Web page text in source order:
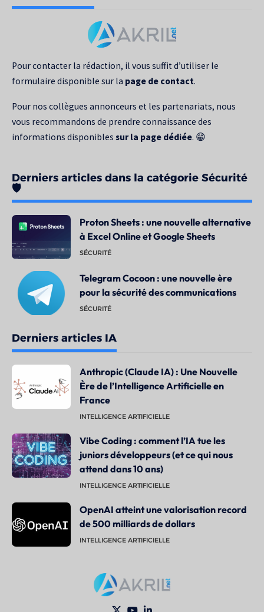
recherche
Pour contacter la rédaction, il vous suffit d’utiliser le
formulaire disponible sur la page de contact.
Pour nos collègues annonceurs et les partenariats, nous
vous recommandons de prendre connaissance des
informations disponibles sur la page dédiée. 😁
Derniers articles dans la catégorie Sécurité
🛡️
Proton Sheets : une nouvelle alternative
à Excel Online et Google Sheets
SÉCURITÉ
Telegram Cocoon : une nouvelle ère
pour la sécurité des communications
SÉCURITÉ
Derniers articles IA
Anthropic (Claude IA) : Une Nouvelle
Ère de l’Intelligence Artificielle en
France
INTELLIGENCE ARTIFICIELLE
Vibe Coding : comment l’IA tue les
juniors développeurs (et ce qui nous
attend dans 10 ans)
INTELLIGENCE ARTIFICIELLE
OpenAI atteint une valorisation record
de 500 milliards de dollars
INTELLIGENCE ARTIFICIELLE